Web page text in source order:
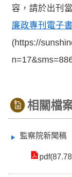
容，請於出刊
廉政專刊電子書
(https://
相關檔
監察院新聞稿